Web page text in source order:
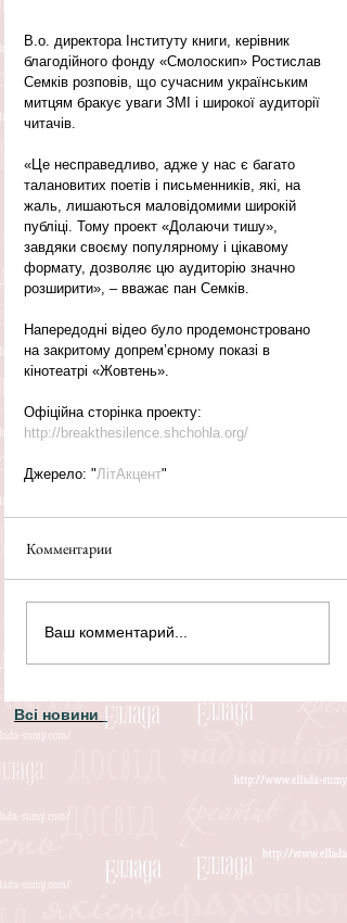
В.о. директора Інституту книги, керівник
благодійного фонду «Смолоскип» Ростислав
Семків розповів, що сучасним українським
митцям бракує уваги ЗМІ і широкої аудиторії
читачів.
«Це несправедливо, адже у нас є багато
талановитих поетів і письменників, які, на
жаль, лишаються маловідомими широкій
публіці. Тому проект «Долаючи тишу»,
завдяки своєму популярному і цікавому
формату, дозволяє цю аудиторію значно
розширити», – вважає пан Семків.
Напередодні відео було продемонстровано
на закритому допрем’єрному показі в
кінотеатрі «Жовтень».
Офіційна сторінка проекту:
http://breakthesilence.shchohla.org/
Джерело: "ЛітАкцент"
Комментарии
Ваш комментарий...
Всі новини